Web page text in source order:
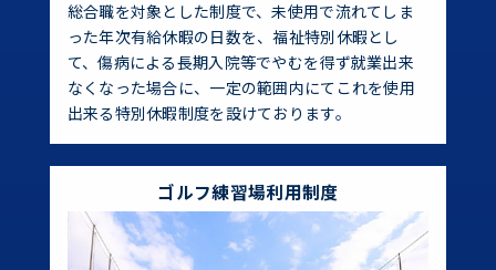
総合職を対象とした制度で、未使用で流れてしま
った年次有給休暇の日数を、福祉特別休暇とし
て、傷病による長期入院等でやむを得ず就業出来
なくなった場合に、一定の範囲内にてこれを使用
出来る特別休暇制度を設けております。
ゴルフ練習場利用制度